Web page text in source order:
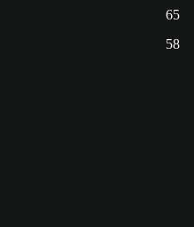
65
58